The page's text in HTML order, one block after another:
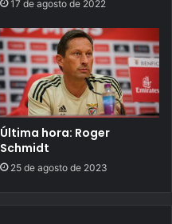
17 de agosto de 2022
Última hora: Roger
Schmidt
25 de agosto de 2023